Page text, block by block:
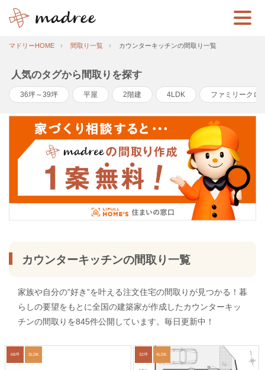
マドリーHOME 間取り一覧 カウンターキッチンの間取り一覧
人気のタグから間取りを探す
36坪～39坪 平屋 2階建 4LDK ファミリークロ
カウンターキッチンの間取り一覧
家族や自分の”好き”を叶える注文住宅の間取りが見つかる！暮
らしの要望をもとに全国の建築家が作成したカウンターキッ
チンの間取りを845件公開しています。毎日更新中！
68坪 3LDK 32坪 4LDK